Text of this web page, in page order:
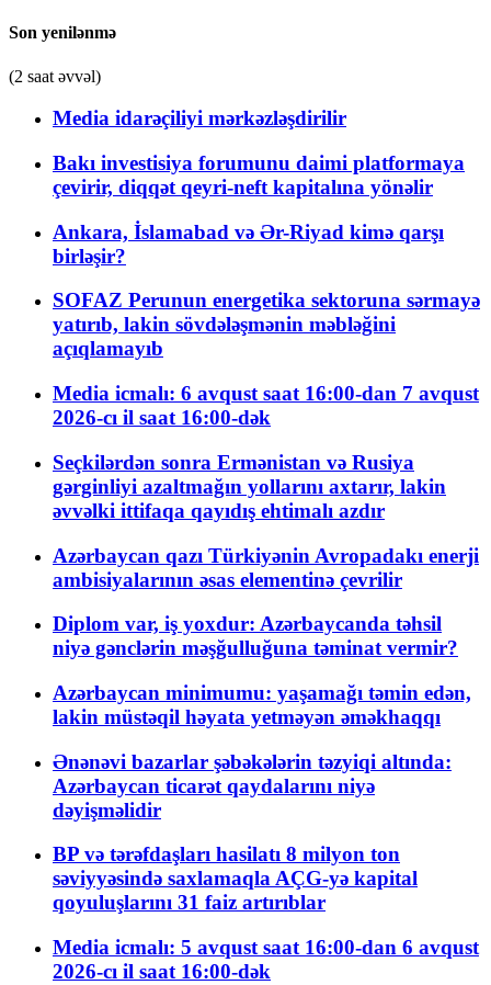
Son yenilənmə
(2 saat əvvəl)
Media idarəçiliyi mərkəzləşdirilir
Bakı investisiya forumunu daimi platformaya
çevirir, diqqət qeyri-neft kapitalına yönəlir
Ankara, İslamabad və Ər-Riyad kimə qarşı
birləşir?
SOFAZ Perunun energetika sektoruna sərmayə
yatırıb, lakin sövdələşmənin məbləğini
açıqlamayıb
Media icmalı: 6 avqust saat 16:00-dan 7 avqust
2026-cı il saat 16:00-dək
Seçkilərdən sonra Ermənistan və Rusiya
gərginliyi azaltmağın yollarını axtarır, lakin
əvvəlki ittifaqa qayıdış ehtimalı azdır
Azərbaycan qazı Türkiyənin Avropadakı enerji
ambisiyalarının əsas elementinə çevrilir
Diplom var, iş yoxdur: Azərbaycanda təhsil
niyə gənclərin məşğulluğuna təminat vermir?
Azərbaycan minimumu: yaşamağı təmin edən,
lakin müstəqil həyata yetməyən əməkhaqqı
Ənənəvi bazarlar şəbəkələrin təzyiqi altında:
Azərbaycan ticarət qaydalarını niyə
dəyişməlidir
BP və tərəfdaşları hasilatı 8 milyon ton
səviyyəsində saxlamaqla AÇG-yə kapital
qoyuluşlarını 31 faiz artırıblar
Media icmalı: 5 avqust saat 16:00-dan 6 avqust
2026-cı il saat 16:00-dək